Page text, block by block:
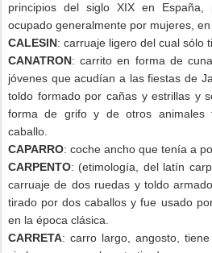
principios del siglo XIX en España,
ocupado generalmente por mujeres,
CALESIN: carruaje ligero del cual sólo
CANATRON: carrito en forma de
jóvenes que acudían a las fiestas de
toldo formado por cañas y estrillas y
forma de grifo y de otros animales
caballo.
CAPARRO: coche ancho que tenía a
CARPENTO: (etimología, del latín
carruaje de dos ruedas y toldo
tirado por dos caballos y fue usado
en la época clásica.
CARRETA: carro largo, angosto,